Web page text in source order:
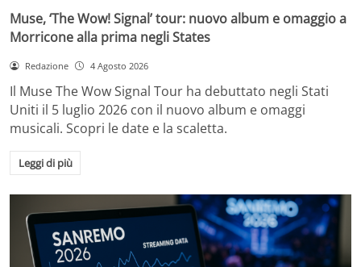
Muse, ‘The Wow! Signal’ tour: nuovo album e omaggio a
Morricone alla prima negli States
Redazione 4 Agosto 2026
Il Muse The Wow Signal Tour ha debuttato negli Stati
Uniti il 5 luglio 2026 con il nuovo album e omaggi
musicali. Scopri le date e la scaletta.
Leggi di più